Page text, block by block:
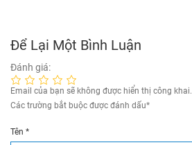
Để Lại Một Bình Luận
Đánh giá:
Email của bạn sẽ không được hiển thị công khai.
Các trường bắt buộc được đánh dấu*
Tên *